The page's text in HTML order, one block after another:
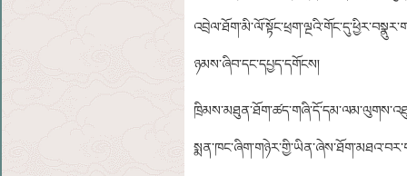
ཉམས་ཞིབ་དང་དཔྱད་དགོངས།